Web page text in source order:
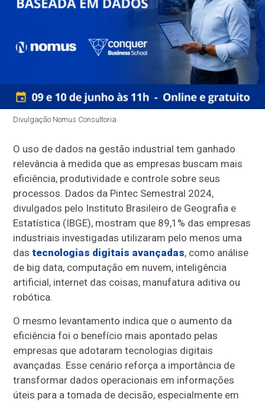
Divulgação Nomus Consultoria
O uso de dados na gestão industrial tem ganhado
relevância à medida que as empresas buscam mais
eficiência, produtividade e controle sobre seus
processos. Dados da Pintec Semestral 2024,
divulgados pelo Instituto Brasileiro de Geografia e
Estatística (IBGE), mostram que 89,1% das empresas
industriais investigadas utilizaram pelo menos uma
dastecnologias digitais avançadas, como análise
de big data, computação em nuvem, inteligência
artificial, internet das coisas, manufatura aditiva ou
robótica.
O mesmo levantamento indica que o aumento da
eficiência foi o benefício mais apontado pelas
empresas que adotaram tecnologias digitais
avançadas. Esse cenário reforça a importância de
transformar dados operacionais em informações
úteis para a tomada de decisão, especialmente em